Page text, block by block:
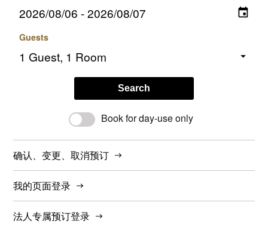
Guests
Search
Book for day-use only
确认、变更、取消预订
我的页面登录
法人专属预订登录